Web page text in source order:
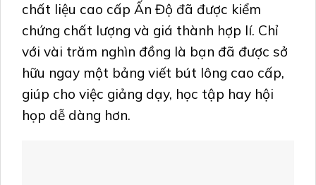
chất liệu cao cấp Ấn Độ đã được kiểm
chứng chất lượng và giá thành hợp lí. Chỉ
với vài trăm nghìn đồng là bạn đã được sở
hữu ngay một bảng viết bút lông cao cấp,
giúp cho việc giảng dạy, học tập hay hội
họp dễ dàng hơn.